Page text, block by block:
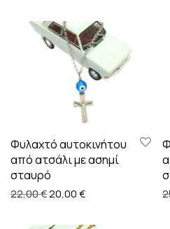
Φυλαχτό αυτοκινήτου
από ατσάλι με ασημί
σταυρό
22,00€ Original price was: 22,00
20,00 €Η τρέχουσα τιμή